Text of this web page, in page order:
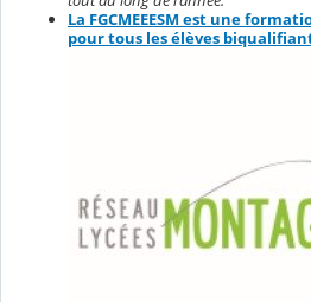
La FGCMEEESM est une
pour tous les élèves